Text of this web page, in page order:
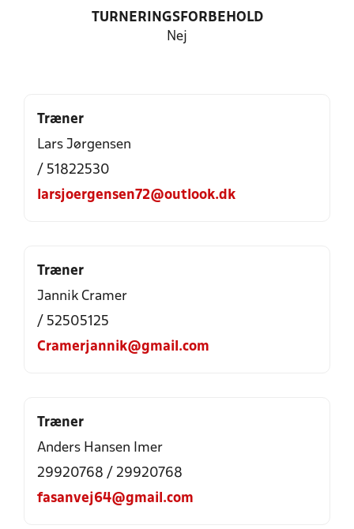
TURNERINGSFORBEHOLD
Nej
Træner
Lars Jørgensen
/ 51822530
larsjoergensen72@outlook.dk
Træner
Jannik Cramer
/ 52505125
Cramerjannik@gmail.com
Træner
Anders Hansen Imer
29920768 / 29920768
fasanvej64@gmail.com